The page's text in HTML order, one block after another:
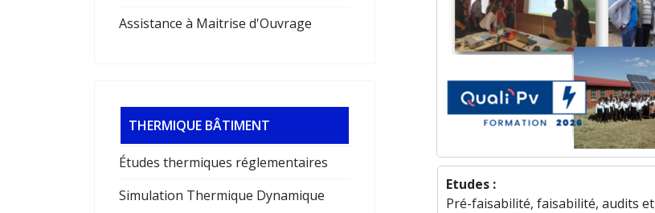
Assistance à Maitrise d'Ouvrage
THERMIQUE BÂTIMENT
Études thermiques réglementaires
Simulation Thermique Dynamique
Etudes :
Pré-faisabilité, faisabilité, audits et